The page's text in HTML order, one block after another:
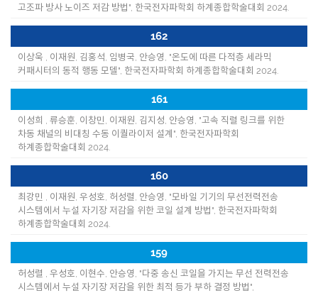
고조파 방사 노이즈 저감 방법", 한국전자파학회 하계종합학술대회 2024.
162
이상욱 , 이재원, 김홍석, 임병국, 안승영, "온도에 따른 다적층 세라믹
커패시터의 동적 행동 모델", 한국전자파학회 하계종합학술대회 2024.
161
이성희 , 류승훈, 이창민, 이재원, 김지성, 안승영, "고속 직렬 링크를 위한
차동 채널의 비대칭 수동 이퀄라이저 설계", 한국전자파학회
하계종합학술대회 2024.
160
최강민 , 이재원, 우성호, 허성렬, 안승영, "모바일 기기의 무선전력전송
시스템에서 누설 자기장 저감을 위한 코일 설계 방법", 한국전자파학회
하계종합학술대회 2024.
159
허성렬 , 우성호, 이현수, 안승영, "다중 송신 코일을 가지는 무선 전력전송
시스템에서 누설 자기장 저감을 위한 최적 등가 부하 결정 방법",